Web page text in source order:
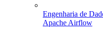
Engenharia de
Apache Airflow